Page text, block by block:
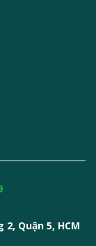
Quận 5, HCM